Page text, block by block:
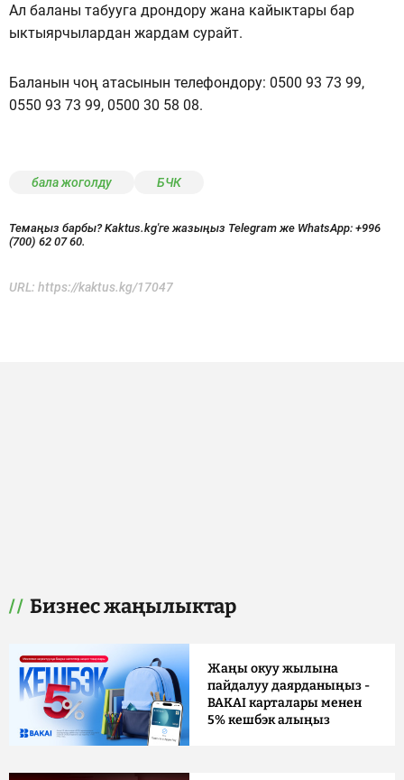
Ал баланы табууга дрондору жана кайыктары бар
ыктыярчылардан жардам сурайт.
Баланын чоң атасынын телефондору: 0500 93 73 99,
0550 93 73 99, 0500 30 58 08.
бала жоголду БЧК
Темаңыз барбы? Kaktus.kg'ге жазыңыз Telegram же WhatsApp: +996
(700) 62 07 60.
URL: https://kaktus.kg/17047
Бизнес жаңылыктар
Жаңы окуу жылына
пайдалуу даярданыңыз -
BAKAI карталары менен
5% кешбэк алыңыз